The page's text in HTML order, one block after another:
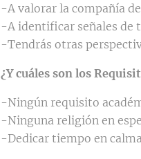
-A valorar la compañía
-A identificar señales de
-Tendrás otras
¿Y cuáles son los
-Ningún requisito
-Ninguna religión en
-Dedicar tiempo en